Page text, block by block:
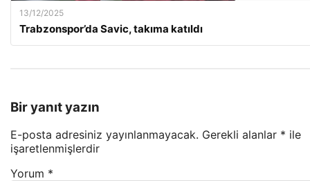
13/12/2025
Trabzonspor’da Savic, takıma katıldı
Bir yanıt yazın
E-posta adresiniz yayınlanmayacak. Gerekli alanlar * ile
işaretlenmişlerdir
Yorum *